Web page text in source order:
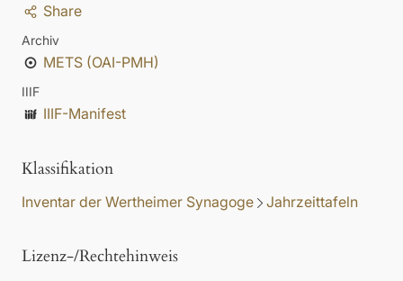
Share
Archiv
METS (OAI-PMH)
IIIF
IIIF-Manifest
Klassifikation
Inventar der Wertheimer Synagoge Jahrzeittafeln
Lizenz-/Rechtehinweis